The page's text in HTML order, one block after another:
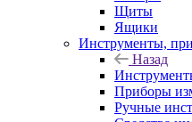
Щиты
Ящики
Инструменты,
Назад
Приборы
Ручные